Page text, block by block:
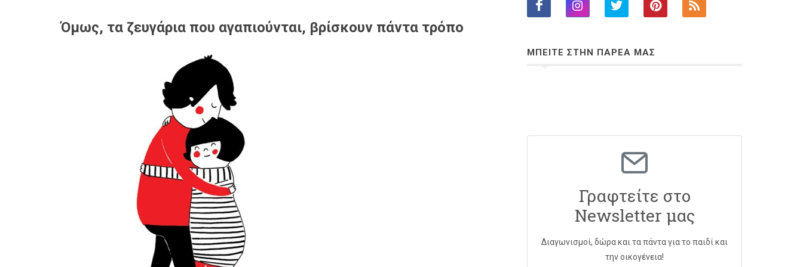
Όμως, τα ζευγάρια που αγαπιούνται, βρίσκουν πάντα τρόπο
ΜΠΕΙΤΕ ΣΤΗΝ ΠΑΡΕΑ ΜΑΣ
Γραφτείτε στο
Newsletter μας
Διαγωνισμοί, δώρα και τα πάντα για το παιδί και
την οικογένεια!